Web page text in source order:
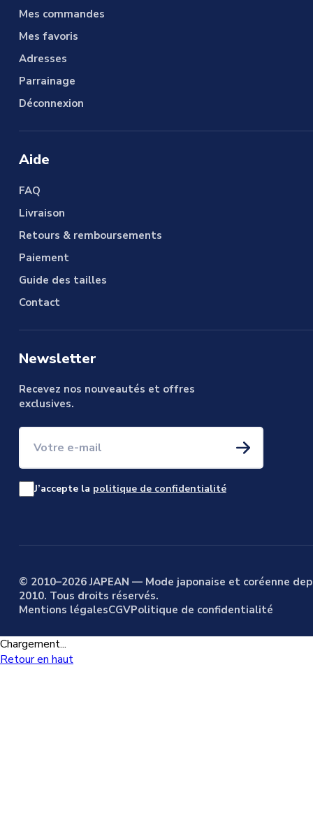
Mes commandes
Mes favoris
Adresses
Parrainage
Déconnexion
Aide
FAQ
Livraison
Retours & remboursements
Paiement
Guide des tailles
Contact
Newsletter
Recevez nos nouveautés et offres
exclusives.
J’accepte la politique de confidentialité
© 2010–2026 JAPEAN — Mode japonaise et coréenne
2010. Tous droits réservés.
Mentions légalesCGVPolitique de confidentialité
Chargement...
Retour en haut